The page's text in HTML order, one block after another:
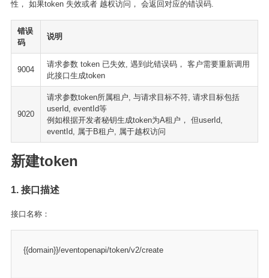
性， 如果token 失效或者 越权访问， 会返回对应的错误码.
错误
码
说明
9004
请求参数 token 已失效, 遇到此错误码， 客户需要重新调用
此接口生成token
9020
请求参数token所属租户, 与请求目标不符, 请求目标包括
userId, eventId等
例如根据开发者秘钥生成token为A租户， 但userId,
eventId, 属于B租户, 属于越权访问
新建token
1. 接口描述
接口名称：
{{domain}}/eventopenapi/token/v2/create